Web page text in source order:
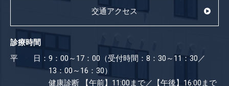
交通アクセス
診療時間
平 日： 9：00～17：00（受付時間：8：30～11：30／
13：00～16：30）
健康診断
【午前】11:00まで／【午後】16:00まで